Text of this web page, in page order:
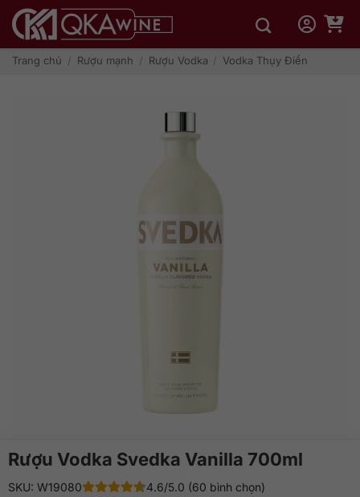
qua
dungTrang chủ / Rượu mạnh / Rượu Vodka / Vodka Thụy Điển
Rượu Vodka Svedka Vanilla 700ml
SKU: W19080
4.6/5.0 (60 bình chọn)